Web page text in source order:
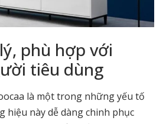
phù hợp với
tiêu dùng
là một trong những yếu tố
hiệu này dễ dàng chinh phục